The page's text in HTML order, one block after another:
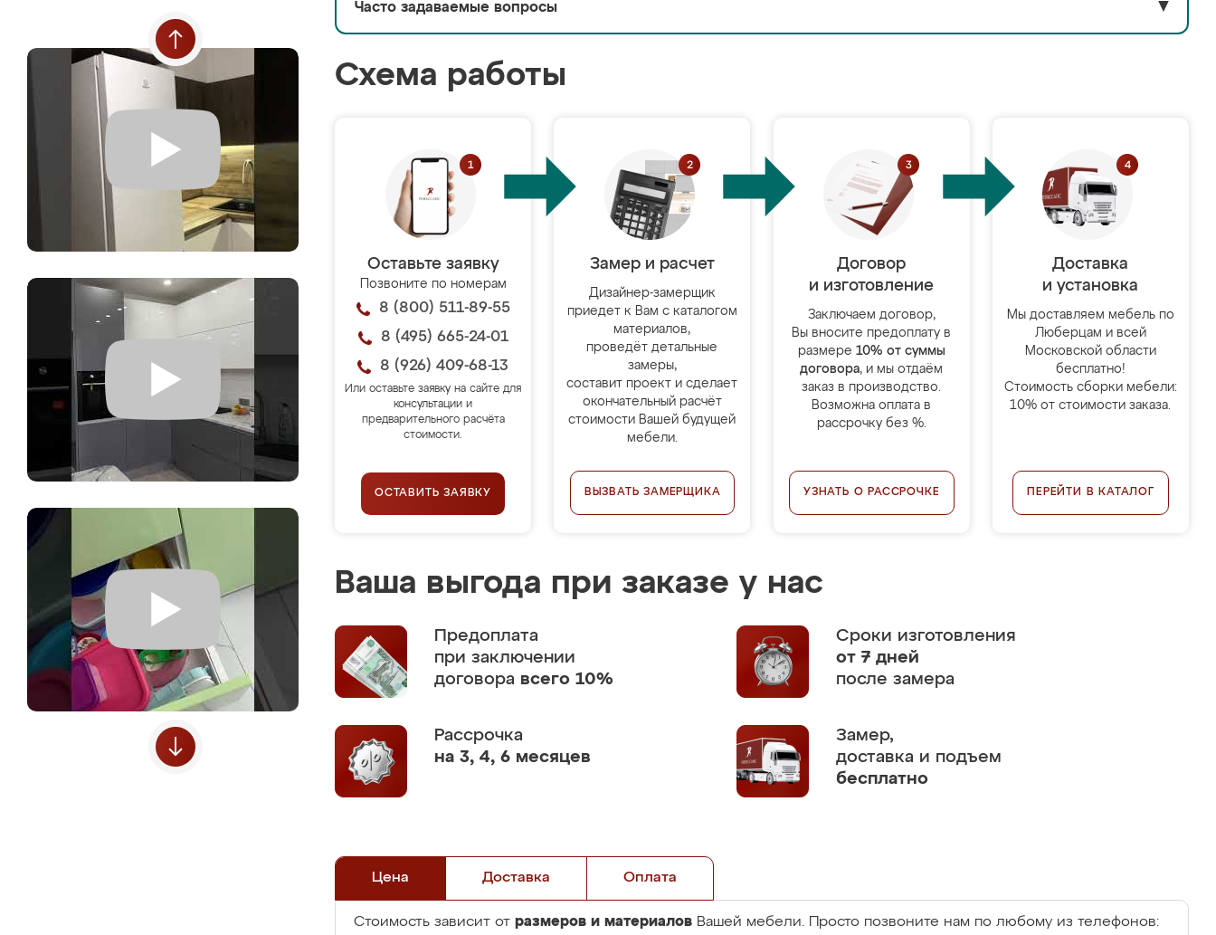
Часто задаваемые вопросы ▼
Схема работы
Оставьте заявку
Позвоните по номерам
8 (800) 511-89-55
8 (495) 665-24-01
8 (926) 409-68-13
Или оставьте заявку на сайте для
консультации и
предварительного расчёта
стоимости.
ОСТАВИТЬ ЗАЯВКУ
Замер и расчет
Дизайнер-замерщик
приедет к Вам с каталогом
материалов,
проведёт детальные
замеры,
составит проект и сделает
окончательный расчёт
стоимости Вашей будущей
мебели.
ВЫЗВАТЬ ЗАМЕРЩИКА
Договор
и изготовление
Заключаем договор,
Вы вносите предоплату в
размере 10% от суммы
договора, и мы отдаём
заказ в производство.
Возможна оплата в
рассрочку без %.
УЗНАТЬ О РАССРОЧКЕ
Доставка
и установка
Мы доставляем мебель по
Люберцам и всей
Московской области
бесплатно!
Стоимость сборки мебели:
10% от стоимости заказа.
ПЕРЕЙТИ В КАТАЛОГ
Ваша выгода при заказе у нас
Предоплата
при заключении
договора всего 10%
Сроки изготовления
от 7 дней
после замера
Рассрочка
на 3, 4, 6 месяцев
Замер,
доставка и подъем
бесплатно
Цена Доставка Оплата
Стоимость зависит от размеров и материалов Вашей мебели. Просто позвоните нам по любому из телефонов: